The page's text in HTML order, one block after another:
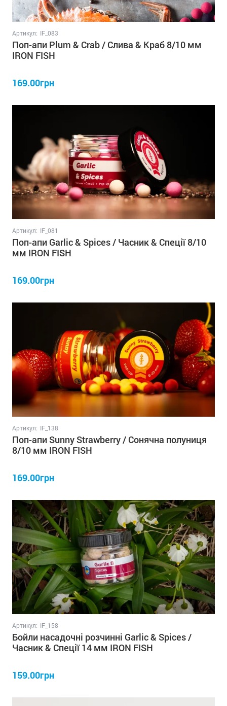
Артикул: IF_083
Поп-апи Plum & Crab / Слива & Краб 8/10 мм
IRON FISH
169.00грн
Артикул: IF_081
Поп-апи Garlic & Spices / Часник & Спеції 8/10
мм IRON FISH
169.00грн
Артикул: IF_138
Поп-апи Sunny Strawberry / Сонячна полуниця
8/10 мм IRON FISH
169.00грн
Артикул: IF_158
Бойли насадочні розчинні Garlic & Spices /
Часник & Спеції 14 мм IRON FISH
159.00грн